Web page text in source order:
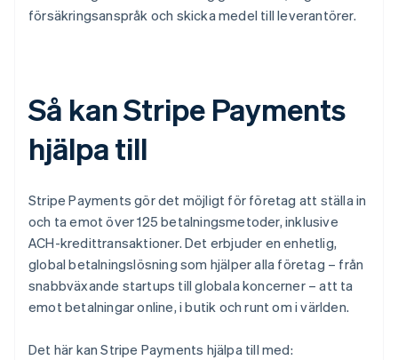
försäkringsanspråk och skicka medel till leverantörer.
Så kan Stripe Payments
hjälpa till
Stripe Payments gör det möjligt för företag att ställa in
och ta emot över 125 betalningsmetoder, inklusive
ACH-kredittransaktioner. Det erbjuder en enhetlig,
global betalningslösning som hjälper alla företag – från
snabbväxande startups till globala koncerner – att ta
emot betalningar online, i butik och runt om i världen.
Det här kan Stripe Payments hjälpa till med: